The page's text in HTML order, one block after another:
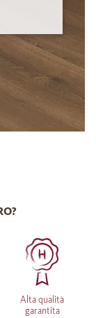
Alta qualità
garantita